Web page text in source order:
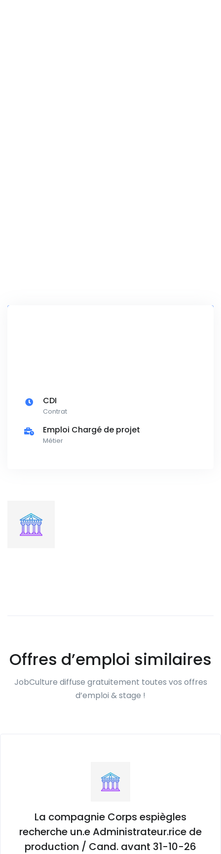
CDI
Contrat
Emploi Chargé de projet
Métier
Offres d’emploi similaires
JobCulture diffuse gratuitement toutes vos offres
d’emploi & stage !
La compagnie Corps espiègles
recherche un.e Administrateur.rice de
production / Cand. avant 31-10-26